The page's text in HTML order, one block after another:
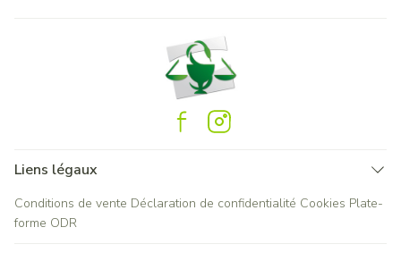
Liens légaux
Conditions de vente Déclaration de confidentialité Cookies Plate-
forme ODR